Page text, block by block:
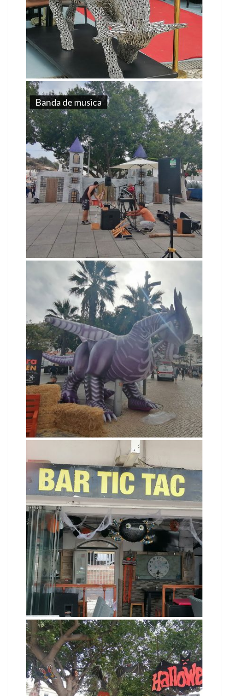
Banda de musica